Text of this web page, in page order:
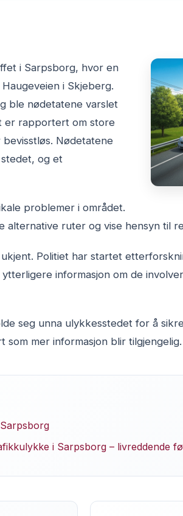
i Sarpsborg, hvor en
i Skjeberg.
ble nødetatene varslet
er rapportert om store
Nødetatene
og et
problemer i området.
ruter og vise hensyn til
Politiet har startet
informasjon om de
seg unna ulykkesstedet for å
mer informasjon blir tilgjengelig.
i Sarpsborg – livreddende